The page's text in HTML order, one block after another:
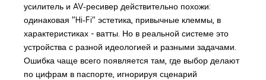
усилитель и AV‑ресивер действительно похожи:
одинаковая "Hi‑Fi" эстетика, привычные клеммы, в
характеристиках - ватты. Но в реальной системе это
устройства с разной идеологией и разными задачами.
Ошибка чаще всего появляется там, где выбор делают
по цифрам в паспорте, игнорируя сценарий